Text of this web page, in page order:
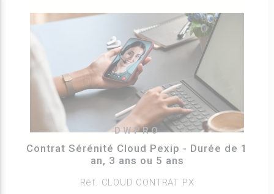
DWPRO
Contrat Sérénité Cloud Pexip - Durée de 1
an, 3 ans ou 5 ans
Réf. CLOUD CONTRAT PX